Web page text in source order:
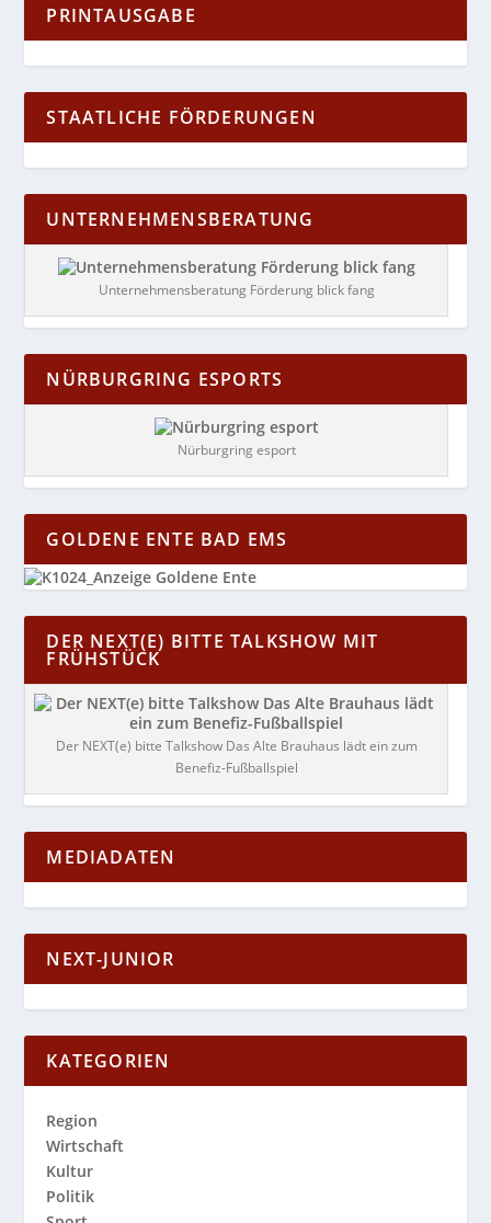
PRINTAUSGABE
STAATLICHE FÖRDERUNGEN
UNTERNEHMENSBERATUNG
Unternehmensberatung Förderung blick fang
NÜRBURGRING ESPORTS
Nürburgring esport
GOLDENE ENTE BAD EMS
DER NEXT(E) BITTE TALKSHOW MIT
FRÜHSTÜCK
Der NEXT(e) bitte Talkshow Das Alte Brauhaus lädt ein zum
Benefiz-Fußballspiel
MEDIADATEN
NEXT-JUNIOR
KATEGORIEN
Region
Wirtschaft
Kultur
Politik